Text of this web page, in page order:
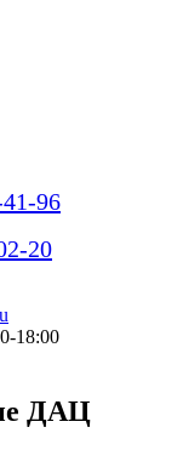
96
20
18:00
ДАЦ